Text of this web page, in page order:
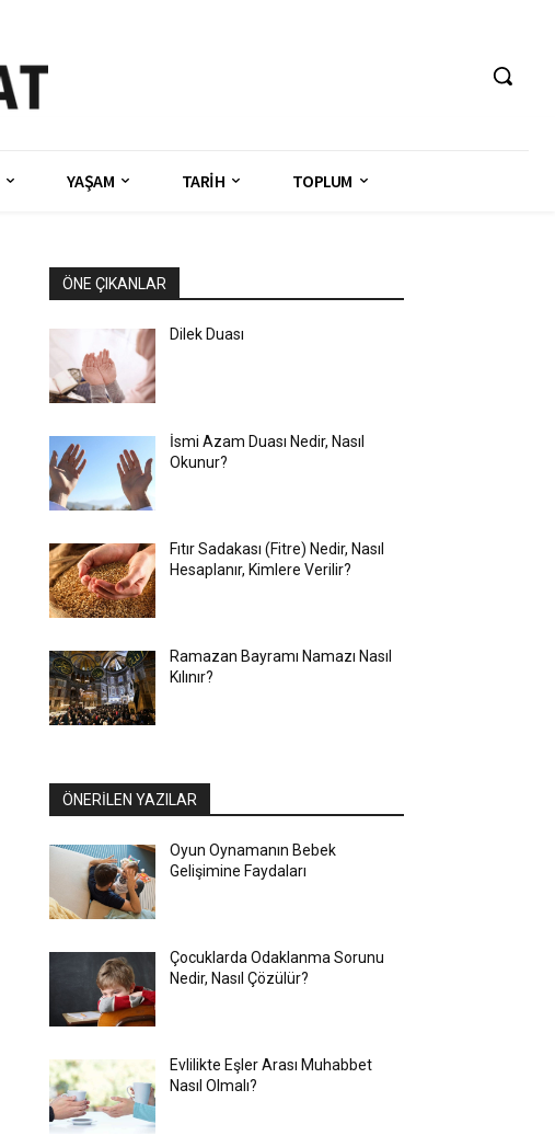
YAŞAM TARİH TOPLUM
ÖNE ÇIKANLAR
Dilek Duası
İsmi Azam Duası Nedir, Nasıl
Okunur?
Fıtır Sadakası (Fitre) Nedir, Nasıl
Hesaplanır, Kimlere Verilir?
Ramazan Bayramı Namazı Nasıl
Kılınır?
ÖNERİLEN YAZILAR
Oyun Oynamanın Bebek
Gelişimine Faydaları
Çocuklarda Odaklanma Sorunu
Nedir, Nasıl Çözülür?
Evlilikte Eşler Arası Muhabbet
Nasıl Olmalı?